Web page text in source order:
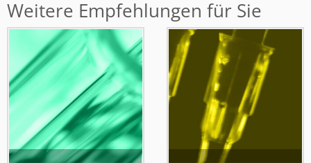
Weitere Empfehlungen für Sie